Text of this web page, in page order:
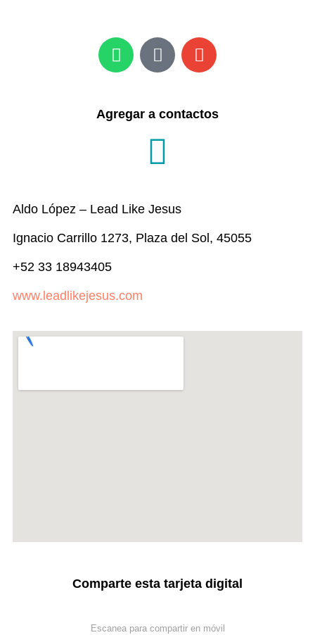
Agregar a contactos
Aldo López – Lead Like Jesus
Ignacio Carrillo 1273, Plaza del Sol, 45055
+52 33 18943405
www.leadlikejesus.com
Comparte esta tarjeta digital
Escanea para compartir en móvil